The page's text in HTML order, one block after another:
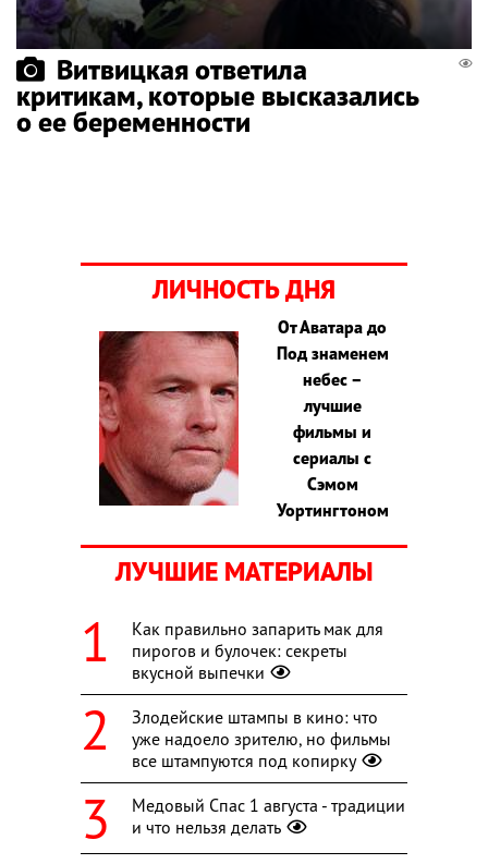
Витвицкая ответила
критикам, которые высказались
о ее беременности
ЛИЧНОСТЬ ДНЯ
От Аватара до
Под знаменем
небес –
лучшие
фильмы и
сериалы с
Сэмом
Уортингтоном
ЛУЧШИЕ МАТЕРИАЛЫ
Как правильно запарить мак для
пирогов и булочек: секреты
вкусной выпечки
Злодейские штампы в кино: что
уже надоело зрителю, но фильмы
все штампуются под копирку
Медовый Спас 1 августа - традиции
и что нельзя делать